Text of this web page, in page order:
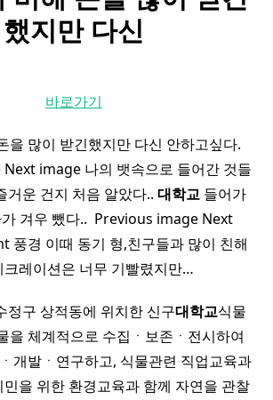
했지만 다신
바로가기
을 많이 받긴했지만 다신 안하고싶다.
image 나의 뱃속으로 들어간 것들
거운 건지 처음 알았다.. 대학교 들어가
겨우 뺐다.. ​ Previous image Next
풍경 이때 동기 형,친구들과 많이 친해
크레이션은 너무 기빨렸지만…
정구 상적동에 위치한 신구대학교식물
을 체계적으로 수집ㆍ보존ㆍ전시하여
개발ㆍ연구하고, 식물관련 직업교육과
을 위한 환경교육과 함께 자연을 관찰